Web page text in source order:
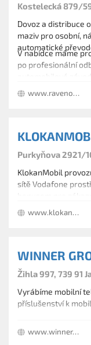
Kostelecká 879/
Dovoz a distribuce
maziv pro osobní,
automatické
V nabídce máme
po profesionální
www.ravenol.cz
Purkyňova 2921/
KlokanMobil
sítě Vodafone
bonusem pro
čím víc provoláte,
síť.
www.klokanmobil.cz
WINNER
Žihla 997, 739 91
Vyrábíme mobilní
příslušenství k
www.winner-mobile.com